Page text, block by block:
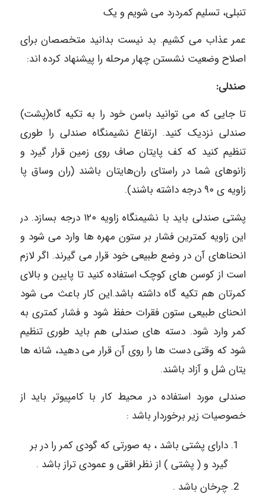
تنبلی، تسلیم کمردرد می شویم و یک
عمر عذاب می کشیم. بد نیست بدانید متخصصان برای
اصلاح وضعیت نشستن چهار مرحله را پیشنهاد کرده اند:
صندلی:
تا جایی که می توانید باسن خود را به تکیه گاه(پشت)
صندلی نزدیک کنید. ارتفاع نشیمنگاه صندلی را طوری
تنظیم کنید که کف پایتان صاف روی زمین قرار گیرد و
زانوهای شما در راستای ران‌هایتان باشند (ران وساق پا
زاویه ی ۹۰ درجه داشته باشند).
پشتی صندلی باید با نشیمنگاه زاویه ۱۲۰ درجه بسازد. در
این زاویه کمترین فشار بر ستون مهره ها وارد می شود و
انحناهای آن در وضع طبیعی خود قرار می ‌گیرند. اگر لازم
است از کوسن های کوچک استفاده کنید تا پایین و بالای
کمرتان هم تکیه گاه داشته باشد.این کار باعث می شود
انحنای طبیعی ستون فقرات حفظ شود و فشار کمتری به
کمر وارد شود. دسته های صندلی هم باید طوری تنظیم
شود که وقتی دست ها را روی آن قرار می دهید، شانه ها
یتان شل و آزاد باشند.
صندلی مورد استفاده در محیط کار با کامپیوتر باید از
خصوصیات زیر برخوردار باشد :
دارای پشتی باشد ، به صورتی که گودی کمر را در بر
گیرد و ( پشتی ) از نظر افقی و عمودی تراز باشد .
چرخان باشد .